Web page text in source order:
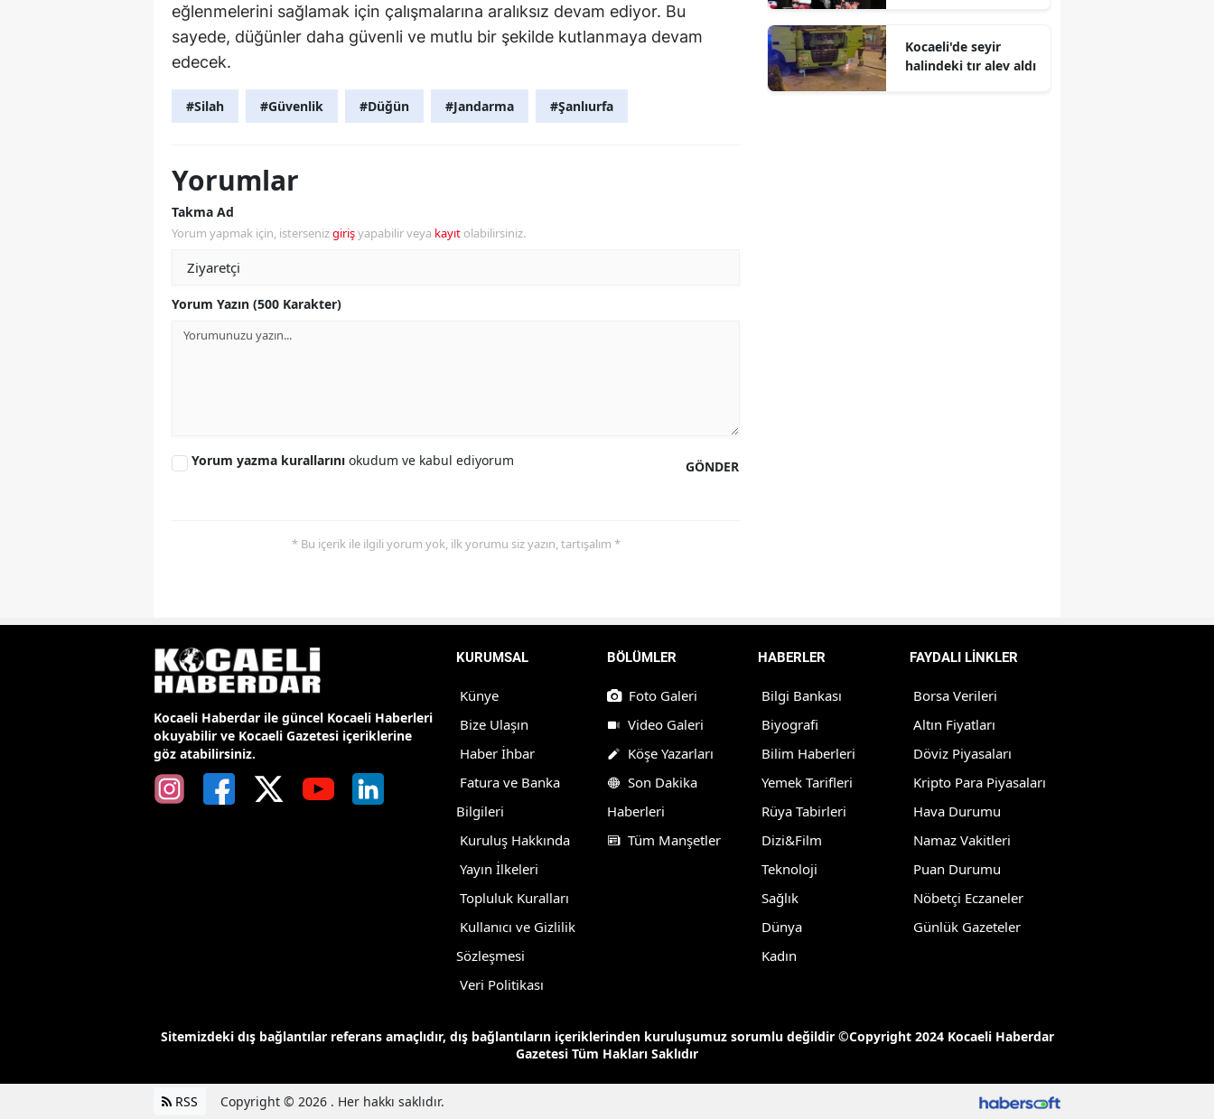
Mardin
Yozgat
Zonguldak
Aksaray
Karaman
Kırıkkale
Bartın
Ardahan
eğlenmelerini sağlamak için çalışmalarına aralıksız devam ediyor. Bu
sayede, düğünler daha güvenli ve mutlu bir şekilde kutlanmaya devam
edecek.
#Silah #Güvenlik #Düğün #Jandarma #Şanlıurfa
Yorumlar
Takma Ad
Yorum yapmak için, istersenizgirişyapabilir veya kayıt olabilirsiniz.
Yorum Yazın (500 Karakter)
GÖNDER
Yorum yazma kurallarını okudum ve kabul ediyorum
* Bu içerik ile ilgili yorum yok, ilk yorumu siz yazın, tartışalım *
Kocaeli'de seyir
halindeki tır alev aldı
Kocaeli Haberdar ile güncel Kocaeli Haberleri
okuyabilir ve Kocaeli Gazetesi içeriklerine
göz atabilirsiniz.
KURUMSAL
Künye
Bize Ulaşın
Haber İhbar
Fatura ve Banka
Bilgileri
Kuruluş Hakkında
Yayın İlkeleri
Topluluk Kuralları
Kullanıcı ve Gizlilik
Sözleşmesi
Veri Politikası
BÖLÜMLER
Foto Galeri
Video Galeri
Köşe Yazarları
Son Dakika
Haberleri
Tüm Manşetler
HABERLER
Bilgi Bankası
Biyografi
Bilim Haberleri
Yemek Tarifleri
Rüya Tabirleri
Dizi&Film
Teknoloji
Sağlık
Dünya
Kadın
FAYDALI LİNKLER
Borsa Verileri
Altın Fiyatları
Döviz Piyasaları
Kripto Para Piyasaları
Hava Durumu
Namaz Vakitleri
Puan Durumu
Nöbetçi Eczaneler
Günlük Gazeteler
Sitemizdeki dış bağlantılar referans amaçlıdır, dış bağlantıların içeriklerinden kuruluşumuz sorumlu değildir ©Copyright 2024 Kocaeli Haberdar
Gazetesi Tüm Hakları Saklıdır
RSS Copyright © 2026 . Her hakkı saklıdır.